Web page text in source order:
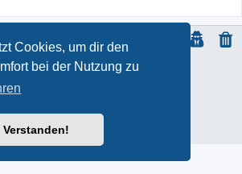
Cookies, um dir den
bei der Nutzung zu
Verstanden!
| ft-817.com | DO7PSL | ALL RIGHTS RESERVED
ProLight Style by
Datenschutz|Nutzungsbedingungen